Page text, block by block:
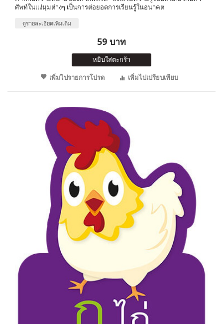
ศัพท์ในแง่มุมต่างๆ เป็นการต่อยอดการเรียนรู้ในอนาคต
ดูรายละเอียดเพิ่มเติม
59 บาท
หยิบใส่ตะกร้า
เพิ่มไปรายการโปรด
เพิ่มไปเปรียบเทียบ